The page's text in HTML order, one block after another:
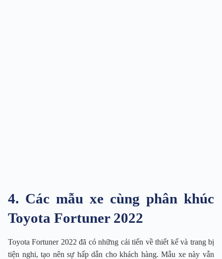
4. Các mẫu xe cùng phân khúc
Toyota Fortuner 2022
Toyota Fortuner 2022 đã có những cải tiến về thiết kế và trang bị
tiện nghi, tạo nên sự hấp dẫn cho khách hàng. Mẫu xe này vẫn